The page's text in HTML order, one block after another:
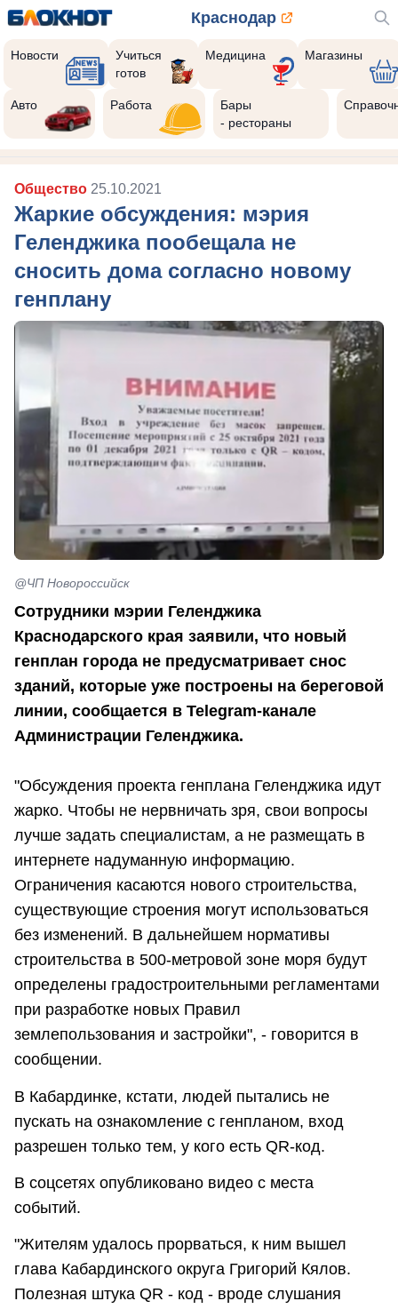
Краснодар
Новости
Учиться
готов
Медицина Магазины
Авто Работа
Бары
- рестораны
Общество 25.10.2021
Жаркие обсуждения: мэрия
Геленджика пообещала не
сносить дома согласно новому
генплану
@ЧП Новороссийск
Сотрудники мэрии Геленджика
Краснодарского края заявили, что новый
генплан города не предусматривает снос
зданий, которые уже построены на береговой
линии, сообщается в Telegram-канале
Администрации Геленджика.
"Обсуждения проекта генплана Геленджика идут
жарко. Чтобы не нервничать зря, свои вопросы
лучше задать специалистам, а не размещать в
интернете надуманную информацию.
Ограничения касаются нового строительства,
существующие строения могут использоваться
без изменений. В дальнейшем нормативы
строительства в 500-метровой зоне моря будут
определены градостроительными регламентами
при разработке новых Правил
землепользования и застройки", - говорится в
сообщении.
В Кабардинке, кстати, людей пытались не
пускать на ознакомление с генпланом, вход
разрешен только тем, у кого есть QR-код.
В соцсетях опубликовано видео с места
событий.
"Жителям удалось прорваться, к ним вышел
глава Кабардинского округа Григорий Кялов.
Полезная штука QR - код - вроде слушания